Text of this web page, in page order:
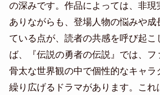
の深みです。作品によっては、非現
ありながらも、登場人物の悩みや成
ている点が、読者の共感を呼び起こ
ば、『伝説の勇者の伝説』では、フ
骨太な世界観の中で個性的なキャラ
繰り広げるドラマがあります。これ